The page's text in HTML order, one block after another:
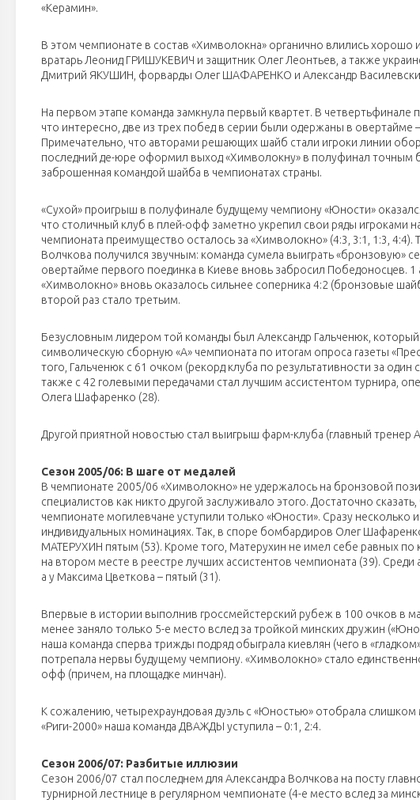
«Керамин».
В этом чемпионате в состав «Химволокна» органично влились
вратарь Леонид ГРИШУКЕВИЧ и защитник Олег Леонтьев, а также
Дмитрий ЯКУШИН, форварды Олег ШАФАРЕНКО и Александр
На первом этапе команда замкнула первый квартет. В
что интересно, две из трех побед в серии были одержаны в овертайме
Примечательно, что авторами решающих шайб стали игроки линии
последний де-юре оформил выход «Химволокну» в полуфинал точным
заброшенная командой шайба в чемпионатах страны.
«Сухой» проигрыш в полуфинале будущему чемпиону «Юности»
что столичный клуб в плей-офф заметно укрепил свои ряды игроками
чемпионата преимущество осталось за «Химволокно» (4:3, 3:1, 1:3,
Волчкова получился звучным: команда сумела выиграть «бронзовую»
овертайме первого поединка в Киеве вновь забросил Победоносцев. 1
«Химволокно» вновь оказалось сильнее соперника 4:2 (бронзовые
второй раз стало третьим.
Безусловным лидером той команды был Александр Гальченюк,
символическую сборную «А» чемпионата по итогам опроса газеты
того, Гальченюк с 61 очком (рекорд клуба по результативности за
также с 42 голевыми передачами стал лучшим ассистентом турнира,
Олега Шафаренко (28).
Другой приятной новостью стал выигрыш фарм-клуба (главный тренер
Сезон 2005/06: В шаге от медалей
В чемпионате 2005/06 «Химволокно» не удержалось на бронзовой
специалистов как никто другой заслуживало этого. Достаточно
чемпионате могилевчане уступили только «Юности». Сразу
индивидуальных номинациях. Так, в споре бомбардиров Олег
МАТЕРУХИН пятым (53). Кроме того, Матерухин не имел себе равных
на втором месте в реестре лучших ассистентов чемпионата (39).
а у Максима Цветкова – пятый (31).
Впервые в истории выполнив гроссмейстерский рубеж в 100 очков в
менее заняло только 5-е место вслед за тройкой минских дружин
наша команда сперва трижды подряд обыграла киевлян (чего в
потрепала нервы будущему чемпиону. «Химволокно» стало
офф (причем, на площадке минчан).
К сожалению, четырехраундовая дуэль с «Юностью» отобрала слишком
«Риги-2000» наша команда ДВАЖДЫ уступила – 0:1, 2:4.
Сезон 2006/07: Разбитые иллюзии
Сезон 2006/07 стал последнем для Александра Волчкова на посту
турнирной лестнице в регулярном чемпионате (4-е место вслед за